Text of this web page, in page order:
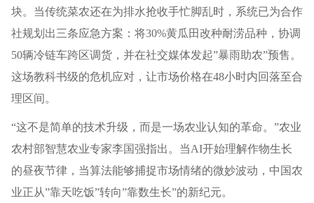
块。当传统菜农还在为排水抢收手忙脚乱时，系统已为合作
社规划出三条应急方案：将30%黄瓜田改种耐涝品种，协调
50辆冷链车跨区调货，并在社交媒体发起”暴雨助农”预售。
这场教科书级的危机应对，让市场价格在48小时内回落至合
理区间。
“这不是简单的技术升级，而是一场农业认知的革命。”农业
农村部智慧农业专家李国强指出。当AI开始理解作物生长
的昼夜节律，当算法能够捕捉市场情绪的微妙波动，中国农
业正从”靠天吃饭”转向”靠数生长”的新纪元。